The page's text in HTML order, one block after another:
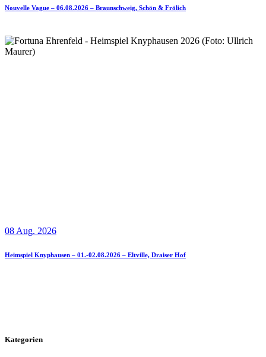
Nouvelle Vague – 06.08.2026 – Braunschweig, Schön & Frölich
08 Aug. 2026
Heimspiel Knyphausen – 01.-02.08.2026 – Eltville, Draiser Hof
Kategorien